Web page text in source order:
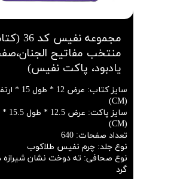
مجموعه نفیس
منتخب مفاتیح
یادبود، پاکت نفیس)
سایز کتاب:
(CM)
سایز پاکت:
(CM)
تعداد صفحات:
640
نوع جلد: چرم نفیس طلاکوب
نوع صحافی: ته دوخت نشان شیرازه
گرد